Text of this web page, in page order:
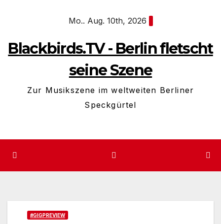
Mo.. Aug. 10th, 2026
Blackbirds.TV - Berlin fletscht
seine Szene
Zur Musikszene im weltweiten Berliner
Speckgürtel
#GIGPREVIEW